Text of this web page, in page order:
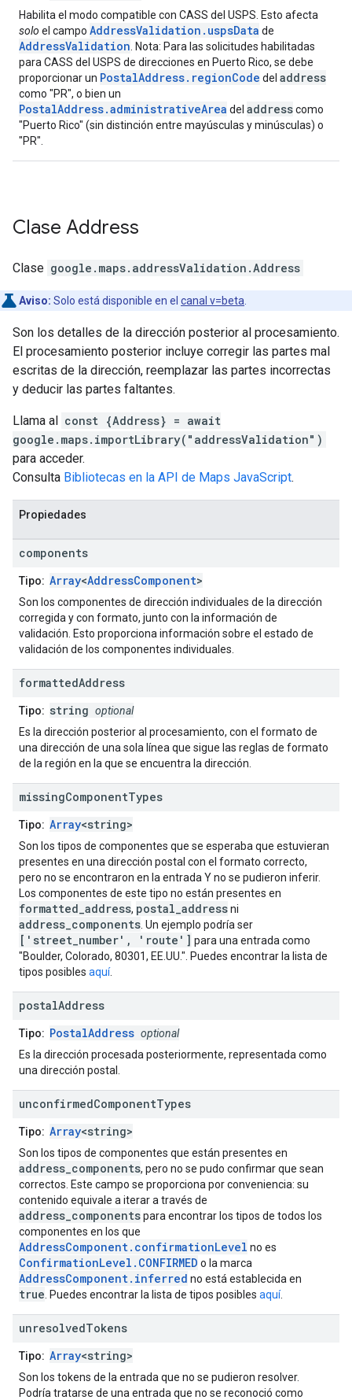
Habilita el modo compatible con CASS del USPS. Esto afecta
solo el campo AddressValidation.uspsData de
AddressValidation . Nota: Para las solicitudes habilitadas
para CASS del USPS de direcciones en Puerto Rico, se debe
proporcionar un PostalAddress.regionCode del address
como "PR", o bien un
PostalAddress.administrativeArea del addresscomo
"Puerto Rico" (sin distinción entre mayúsculas y minúsculas) o
"PR".
Clase Address
Clase google.maps.addressValidation .Address
Aviso: Solo está disponible en el canal v=beta
Son los detalles de la dirección posterior al procesamiento.
El procesamiento posterior incluye corregir las partes mal
escritas de la dirección, reemplazar las partes incorrectas
y deducir las partes faltantes.
Llama al const {Address} = await
google.maps.importLibrary("addressValidation")
para acceder.
Consulta Bibliotecas en la API de Maps JavaScript.
Propiedades
components
Tipo: Array<AddressComponent>
Son los componentes de dirección individuales de la dirección
corregida y con formato, junto con la información de
validación. Esto proporciona información sobre el estado de
validación de los componentes individuales.
formattedAddress
Tipo: string optional
Es la dirección posterior al procesamiento, con el formato de
una dirección de una sola línea que sigue las reglas de formato
de la región en la que se encuentra la dirección.
missingComponentTypes
Tipo: Array<string>
Son los tipos de componentes que se esperaba que estuvieran
presentes en una dirección postal con el formato correcto,
pero no se encontraron en la entrada Y no se pudieron inferir.
Los componentes de este tipo no están presentes en
formatted_address, postal_addressni
address_components . Un ejemplo podría ser
['street_number', 'route'] para una entrada como
"Boulder, Colorado, 80301, EE.UU.". Puedes encontrar la lista de
tipos posibles aquí.
postalAddress
Tipo: PostalAddress optional
Es la dirección procesada posteriormente, representada como
una dirección postal.
unconfirmedComponentTypes
Tipo: Array<string>
Son los tipos de componentes que están presentes en
address_components, pero no se pudo confirmar que sean
correctos. Este campo se proporciona por conveniencia: su
contenido equivale a iterar a través de
address_componentspara encontrar los tipos de todos los
componentes en los que
AddressComponent.confirmationLevel no es
ConfirmationLevel.CONFIRMED o la marca
AddressComponent.inferred no está establecida en
true . Puedes encontrar la lista de tipos posibles aquí.
unresolvedTokens
Tipo: Array<string>
Son los tokens de la entrada que no se pudieron resolver.
Podría tratarse de una entrada que no se reconoció como